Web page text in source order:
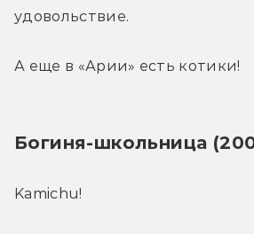
удовольствие.
А еще в «Арии» есть котики!
Богиня-школьница
Kamichu!